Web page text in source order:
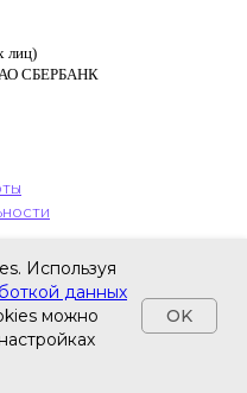
лиц)
СБЕРБАНК
Используя
данных
можно
OK